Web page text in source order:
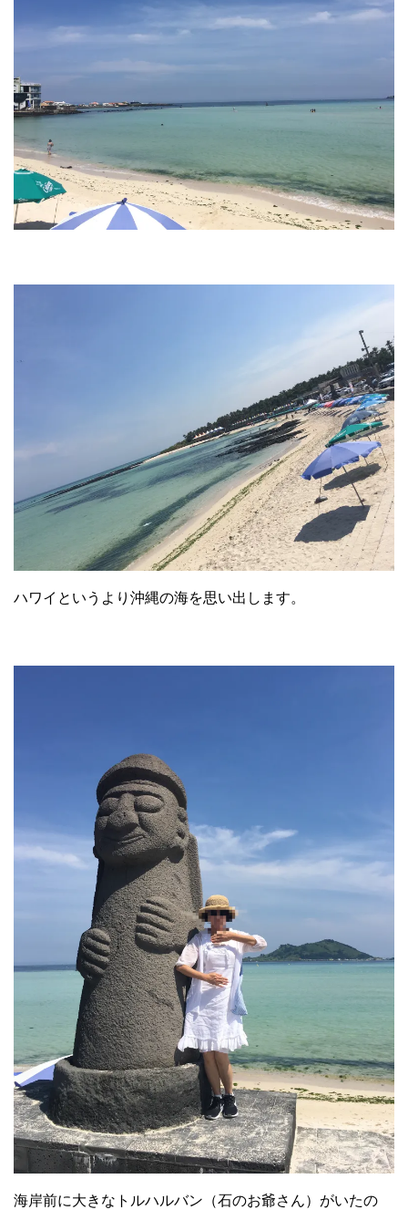
ハワイというより沖縄の海を思い出します。
海岸前に大きなトルハルバン（石のお爺さん）がいたの